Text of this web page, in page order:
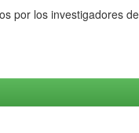
por los investigadores